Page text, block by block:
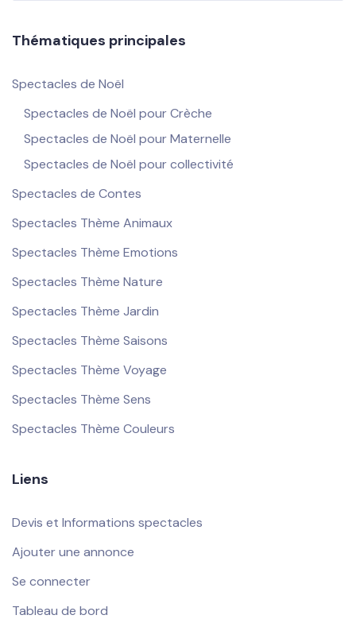
Thématiques principales
Spectacles de Noël
Spectacles de Noël pour Crèche
Spectacles de Noël pour Maternelle
Spectacles de Noël pour collectivité
Spectacles de Contes
Spectacles Thème Animaux
Spectacles Thème Emotions
Spectacles Thème Nature
Spectacles Thème Jardin
Spectacles Thème Saisons
Spectacles Thème Voyage
Spectacles Thème Sens
Spectacles Thème Couleurs
Liens
Devis et Informations spectacles
Ajouter une annonce
Se connecter
Tableau de bord